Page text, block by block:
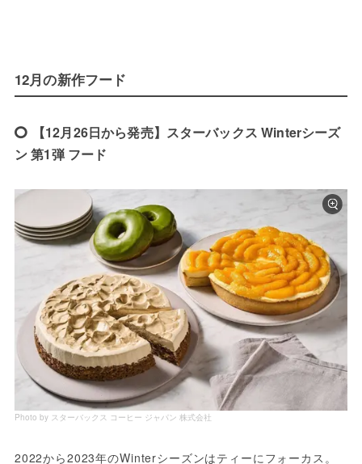
12月の新作フード
【12月26日から発売】スターバックス Winterシーズ
ン 第1弾 フード
Photo by スターバックス コーヒー ジャパン 株式会社
2022から2023年のWinterシーズンはティーにフォーカス。